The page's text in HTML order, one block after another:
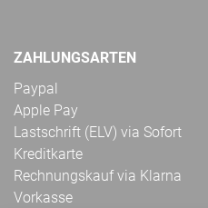
ZAHLUNGSARTEN
Paypal
Apple Pay
Lastschrift (ELV) via Sofort
Kreditkarte
Rechnungskauf via Klarna
Vorkasse